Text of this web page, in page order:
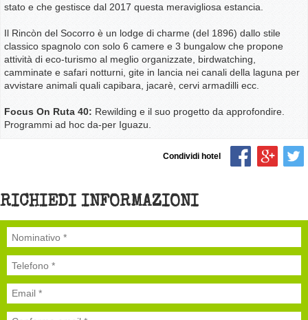
stato e che gestisce dal 2017 questa meravigliosa estancia.
Il Rincòn del Socorro è un lodge di charme (del 1896) dallo stile
classico spagnolo con solo 6 camere e 3 bungalow che propone
attività di eco-turismo al meglio organizzate, birdwatching,
camminate e safari notturni, gite in lancia nei canali della laguna per
avvistare animali quali capibara, jacarè, cervi armadilli ecc.
Focus On Ruta 40: Rewilding e il suo progetto da approfondire.
Programmi ad hoc da-per Iguazu.
Condividi hotel
RICHIEDI INFORMAZIONI